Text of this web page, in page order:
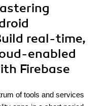
real-time,
enabled
Firebase
of tools and services